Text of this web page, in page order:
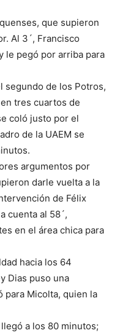
que supieron
Al 3´, Francisco
le pegó por arriba para
segundo de los Potros,
tres cuartos de
coló justo por el
de la UAEM se
argumentos por
darle vuelta a la
de Félix
cuenta al 58´,
en el área chica para
hacia los 64
Dias puso una
para Micolta, quien la
a los 80 minutos;